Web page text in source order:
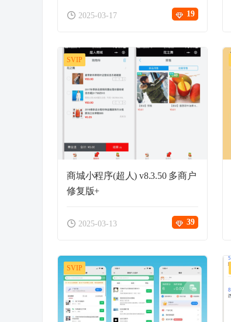
2025-03-17 19
SVIP
商城小程序(超人) v8.3.50 多商户
修复版+
2025-03-13 39
SVIP